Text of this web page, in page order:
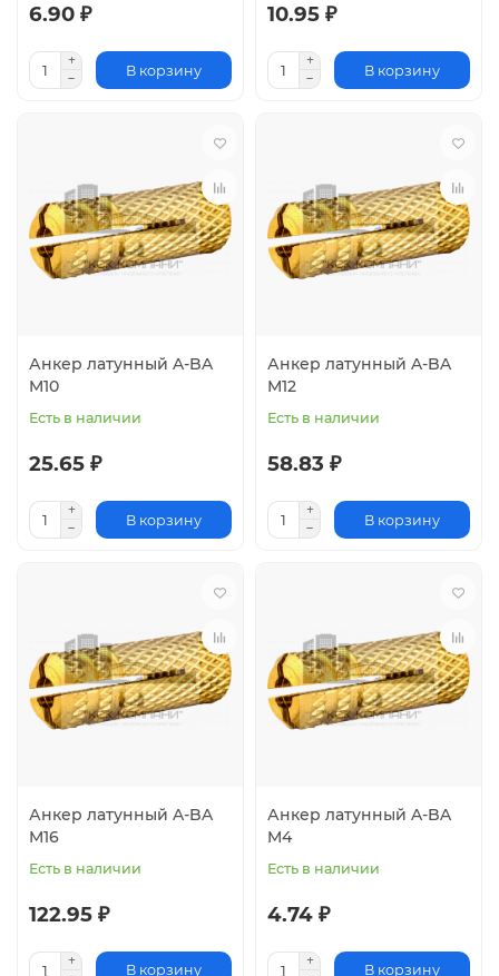
6.90 ₽
В корзину
10.95 ₽
В корзину
Анкер латунный A-BA
M10
Есть в наличии
25.65 ₽
В корзину
Анкер латунный A-BA
M12
Есть в наличии
58.83 ₽
В корзину
Анкер латунный A-BA
M16
Есть в наличии
122.95 ₽
В корзину
Анкер латунный A-BA
M4
Есть в наличии
4.74 ₽
В корзину